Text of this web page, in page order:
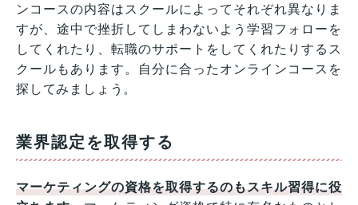
ンコースの内容はスクールによってそれぞれ異なりま
すが、途中で挫折してしまわないよう学習フォローを
してくれたり、転職のサポートをしてくれたりするス
クールもあります。自分に合ったオンラインコースを
探してみましょう。
業界認定を取得する
マーケティングの資格を取得するのもスキル習得に役